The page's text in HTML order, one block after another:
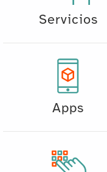
Servicios
Apps